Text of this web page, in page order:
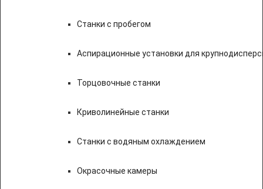
Станки с пробегом
Аспирационные установки для
Торцовочные станки
Криволинейные станки
Станки с водяным охлаждением
Окрасочные камеры